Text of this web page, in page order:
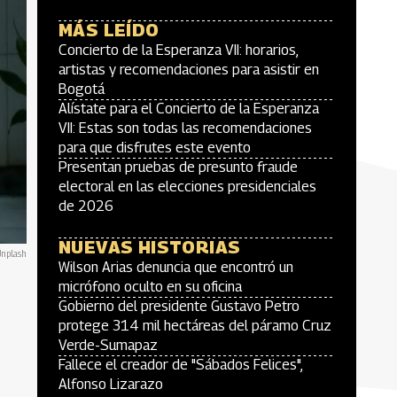
MÁS LEÍDO
Concierto de la Esperanza VII: horarios,
artistas y recomendaciones para asistir en
Bogotá
Alístate para el Concierto de la Esperanza
VII: Estas son todas las recomendaciones
para que disfrutes este evento
Presentan pruebas de presunto fraude
electoral en las elecciones presidenciales
de 2026
NUEVAS HISTORIAS
Wilson Arias denuncia que encontró un
micrófono oculto en su oficina
Gobierno del presidente Gustavo Petro
protege 314 mil hectáreas del páramo Cruz
Verde-Sumapaz
Fallece el creador de "Sábados Felices",
Alfonso Lizarazo